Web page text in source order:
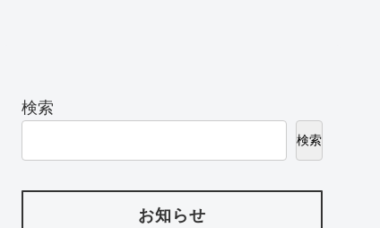
検索
検索
お知らせ